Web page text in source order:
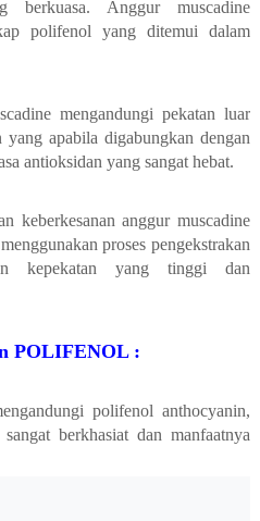
berkuasa. Anggur muscadine
polifenol yang ditemui dalam
mengandungi pekatan luar
apabila digabungkan dengan
antioksidan yang sangat hebat.
keberkesanan anggur muscadine
proses pengekstrakan
kepekatan yang tinggi dan
POLIFENOL :
polifenol anthocyanin,
berkhasiat dan manfaatnya